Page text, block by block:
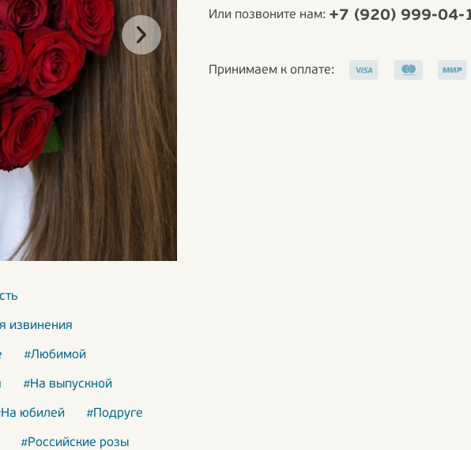
извинения
#Любимой
#На выпускной
юбилей #Подруге
#Российские розы
Или позвоните нам: +7 (920) 999-04-
Принимаем к оплате: